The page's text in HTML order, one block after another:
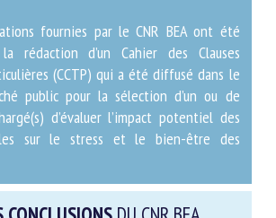
après une période de transport.
fournies par le CNR BEA ont été
rédaction d’un Cahier des Clauses
(CCTP) qui a été diffusé dans
public pour la sélection d’un ou de
d’évaluer l’impact potentiel des
sur le stress et le bien-être des